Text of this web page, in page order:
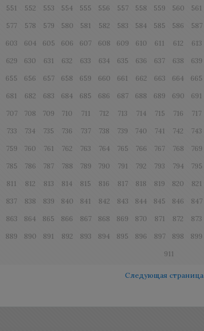
551 552 553 554 555 556 557 558 559 560 561
577 578 579 580 581 582 583 584 585 586 587
603 604 605 606 607 608 609 610 611 612 613
629 630 631 632 633 634 635 636 637 638 639
655 656 657 658 659 660 661 662 663 664 665
681 682 683 684 685 686 687 688 689 690 691
707 708 709 710 711 712 713 714 715 716 717
733 734 735 736 737 738 739 740 741 742 743
759 760 761 762 763 764 765 766 767 768 769
785 786 787 788 789 790 791 792 793 794 795
811 812 813 814 815 816 817 818 819 820 821
837 838 839 840 841 842 843 844 845 846 847
863 864 865 866 867 868 869 870 871 872 873
889 890 891 892 893 894 895 896 897 898 899
911
Следующая страница